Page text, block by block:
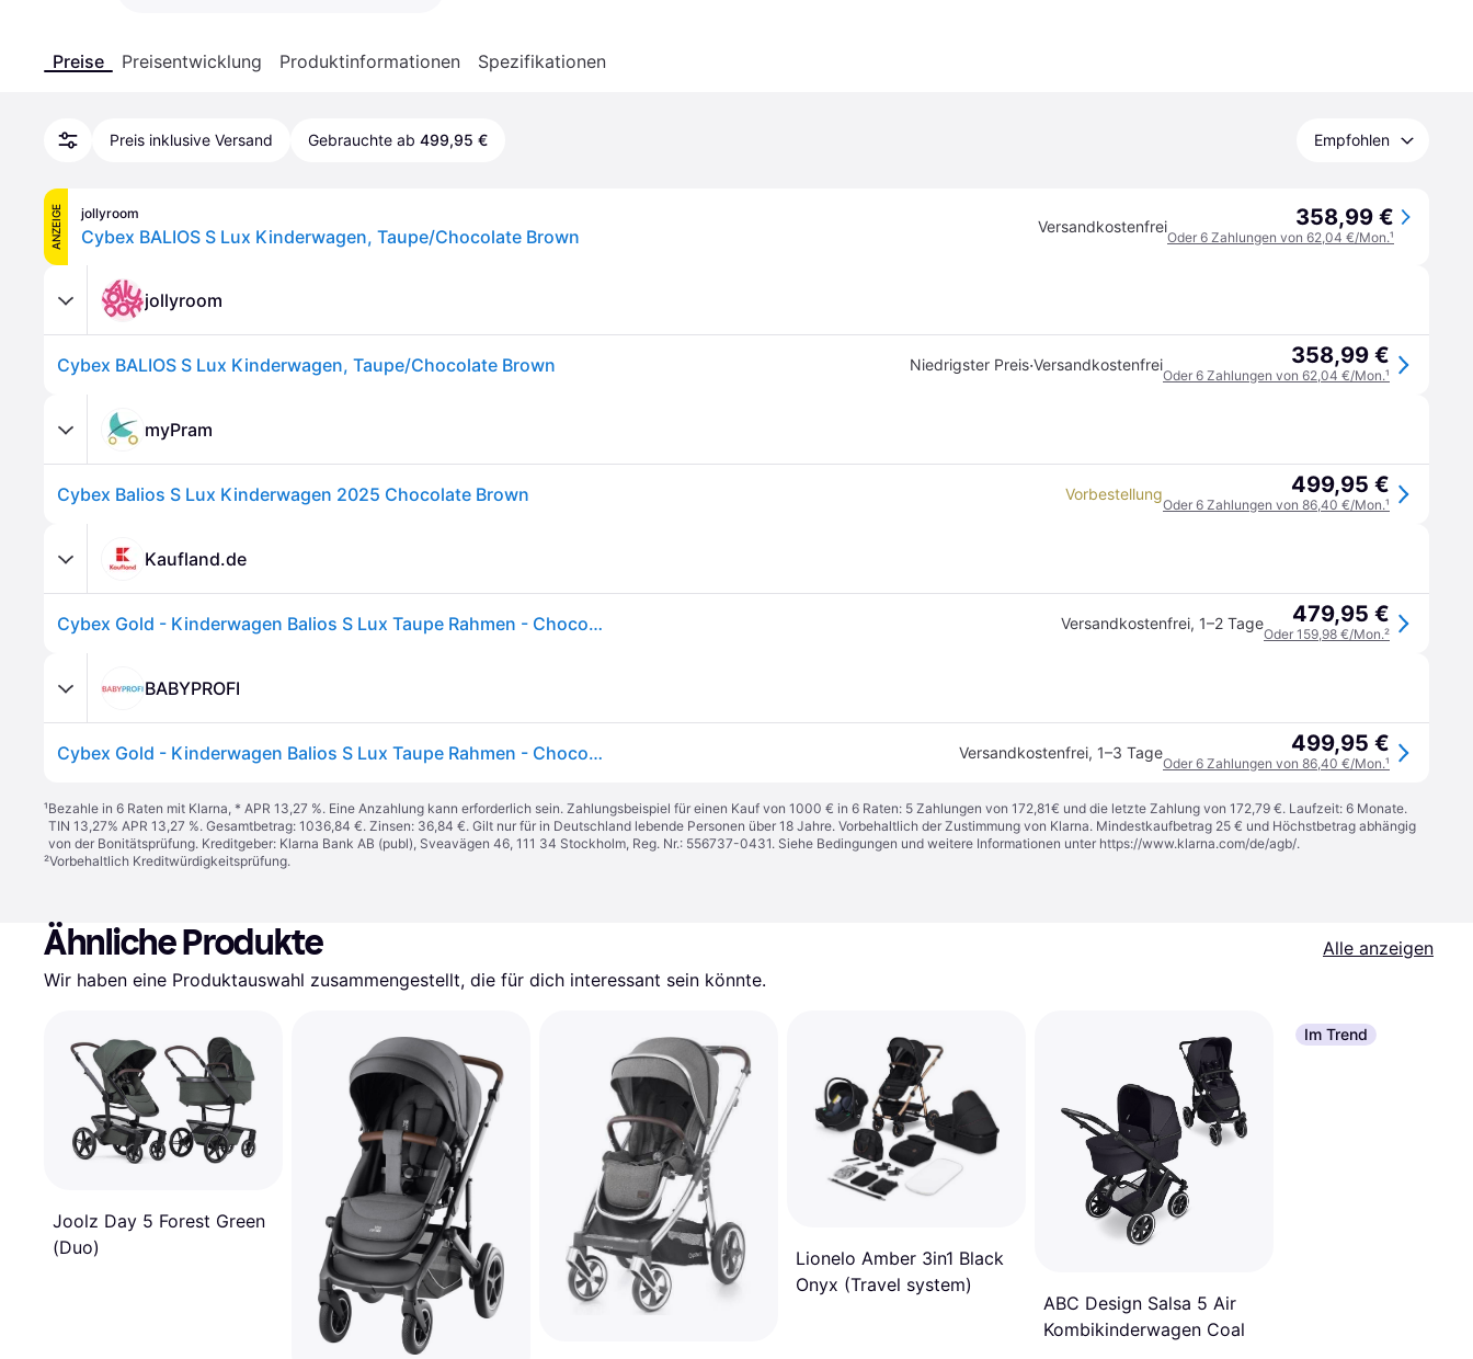
Preise Preisentwicklung Produktinformationen Spezifikationen
Preis inklusive Versand Gebrauchte ab 499,95 € Empfohlen
ANZEIGE jollyroom
Cybex BALIOS S Lux Kinderwagen, Taupe/Chocolate Brown Versandkostenfrei 358,99 €
Oder 6 Zahlungen von 62,04 €/Mon.¹
jollyroom
Cybex BALIOS S Lux Kinderwagen, Taupe/Chocolate Brown Niedrigster Preis·Versandkostenfrei 358,99 €
Oder 6 Zahlungen von 62,04 €/Mon.¹
myPram
Cybex Balios S Lux Kinderwagen 2025 Chocolate Brown Vorbestellung 499,95 €
Oder 6 Zahlungen von 86,40 €/Mon.¹
Kaufland.de
Cybex Gold - Kinderwagen Balios S Lux Taupe Rahmen - Chocolate Brown Versandkostenfrei, 1–2 Tage 479,95 €
Oder 159,98 €/Mon.²
BABYPROFI
Cybex Gold - Kinderwagen Balios S Lux Taupe Rahmen - Chocolate Brown Versandkostenfrei, 1–3 Tage 499,95 €
Oder 6 Zahlungen von 86,40 €/Mon.¹
¹Bezahle in 6 Raten mit Klarna, * APR 13,27 %. Eine Anzahlung kann erforderlich sein. Zahlungsbeispiel für einen Kauf von 1000 € in 6 Raten: 5 Zahlungen von 172,81€ und die letzte Zahlung von 172,79 €. Laufzeit: 6 Monate.
TIN 13,27% APR 13,27 %. Gesamtbetrag: 1036,84 €. Zinsen: 36,84 €. Gilt nur für in Deutschland lebende Personen über 18 Jahre. Vorbehaltlich der Zustimmung von Klarna. Mindestkaufbetrag 25 € und Höchstbetrag abhängig
von der Bonitätsprüfung. Kreditgeber: Klarna Bank AB (publ), Sveavägen 46, 111 34 Stockholm, Reg. Nr.: 556737-0431. Siehe Bedingungen und weitere Informationen unter https://www.klarna.com/de/agb/.
²Vorbehaltlich Kreditwürdigkeitsprüfung.
Ähnliche Produkte
Alle anzeigen
Wir haben eine Produktauswahl zusammengestellt, die für dich interessant sein könnte.
Joolz Day 5 Forest Green
(Duo)
Lionelo Amber 3in1 Black
Onyx (Travel system)
ABC Design Salsa 5 Air
Kombikinderwagen Coal
Im Trend